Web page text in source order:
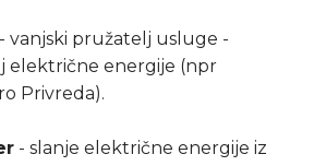
- vanjski pružatelj usluge -
električne energije (npr
Privreda).
- slanje električne energije iz